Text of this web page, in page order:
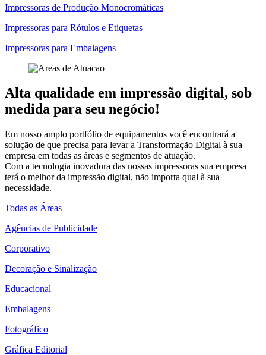
Impressoras de Produção Monocromáticas
Impressoras para Rótulos e Etiquetas
Impressoras para Embalagens
Alta qualidade em impressão digital, sob
medida para seu negócio!
Em nosso amplo portfólio de equipamentos você encontrará a
solução de que precisa para levar a Transformação Digital à sua
empresa em todas as áreas e segmentos de atuação.
Com a tecnologia inovadora das nossas impressoras sua empresa
terá o melhor da impressão digital, não importa qual à sua
necessidade.
Todas as Áreas
Agências de Publicidade
Corporativo
Decoração e Sinalização
Educacional
Embalagens
Fotográfico
Gráfica Editorial